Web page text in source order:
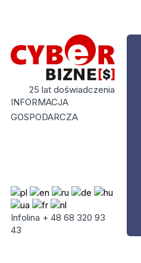
25 lat doświadczenia
INFORMACJA
GOSPODARCZA
Infolina + 48 68 320 93
43